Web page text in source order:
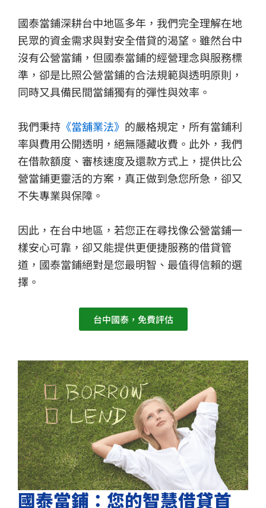
國泰當鋪深耕台中地區多年，我們完全理解在地
民眾的資金需求與對安全借貸的渴望。雖然台中
沒有公營當鋪，但國泰當鋪的經營理念與服務標
準，卻是比照公營當鋪的合法規範與透明原則，
同時又具備民間當鋪獨有的彈性與效率。
我們秉持 《當舖業法》 的嚴格規定，所有當鋪利
率與費用公開透明，絕無隱藏收費。此外，我們
在借款額度、審核速度及還款方式上，提供比公
營當鋪更靈活的方案，真正做到急您所急，卻又
不失專業與保障。
因此，在台中地區，若您正在尋找像公營當鋪一
樣安心可靠，卻又能提供更便捷服務的借貸管
道，國泰當鋪絕對是您最明智、最值得信賴的選
擇。
台中國泰，免費評估
國泰當鋪：您的智慧借貸首